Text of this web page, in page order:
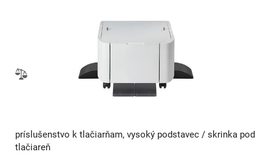
príslušenstvo k tlačiarňam, vysoký podstavec / skrinka pod
tlačiareň